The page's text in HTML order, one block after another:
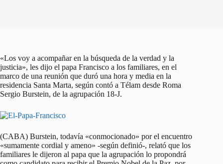
«Los voy a acompañar en la búsqueda de la verdad y la
justicia», les dijo el papa Francisco a los familiares, en el
marco de una reunión que duró una hora y media en la
residencia Santa Marta, según contó a Télam desde Roma
Sergio Burstein, de la agrupación 18-J.
(CABA) Burstein, todavía «conmocionado» por el encuentro
«sumamente cordial y ameno» -según definió-, relató que los
familiares le dijeron al papa que la agrupación lo propondrá